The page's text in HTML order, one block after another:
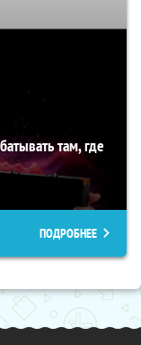
там, где
ПОДРОБНЕЕ